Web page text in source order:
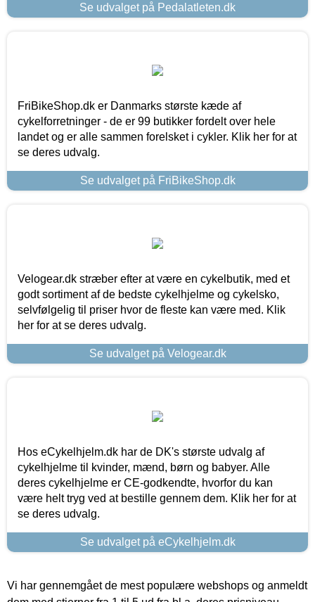
Se udvalget på Pedalatleten.dk
FriBikeShop.dk er Danmarks største kæde af
cykelforretninger - de er 99 butikker fordelt over hele
landet og er alle sammen forelsket i cykler. Klik her for at
se deres udvalg.
Se udvalget på FriBikeShop.dk
Velogear.dk stræber efter at være en cykelbutik, med et
godt sortiment af de bedste cykelhjelme og cykelsko,
selvfølgelig til priser hvor de fleste kan være med. Klik
her for at se deres udvalg.
Se udvalget på Velogear.dk
Hos eCykelhjelm.dk har de DK's største udvalg af
cykelhjelme til kvinder, mænd, børn og babyer. Alle
deres cykelhjelme er CE-godkendte, hvorfor du kan
være helt tryg ved at bestille gennem dem. Klik her for at
se deres udvalg.
Se udvalget på eCykelhjelm.dk
Vi har gennemgået de mest populære webshops og anmeldt